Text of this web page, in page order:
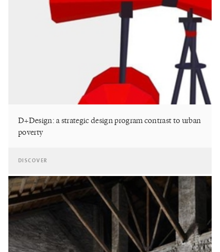
D+Design: a strategic design program contrast to urban
poverty
DISCOVER